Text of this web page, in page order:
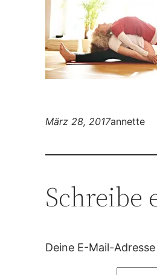
März 28, 2017annette
Schreibe
Deine E-Mail-